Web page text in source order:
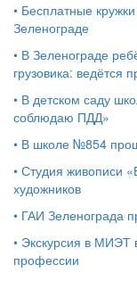
• Бесплатные
Зеленограде
• В Зеленограде
грузовика: ведётся
• В детском саду
соблюдаю ПДД»
• В школе №854
• Студия живописи
художников
• ГАИ Зеленограда
• Экскурсия в МИЭТ
профессии